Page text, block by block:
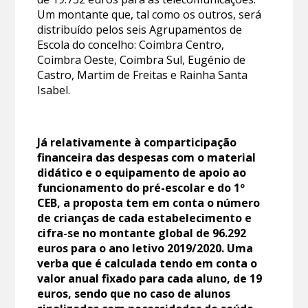
Um montante que, tal como os outros, será
distribuído pelos seis Agrupamentos de
Escola do concelho: Coimbra Centro,
Coimbra Oeste, Coimbra Sul, Eugénio de
Castro, Martim de Freitas e Rainha Santa
Isabel.
Já relativamente à comparticipação
financeira das despesas com o material
didático e o equipamento de apoio ao
funcionamento do pré-escolar e do 1º
CEB, a proposta tem em conta o número
de crianças de cada estabelecimento e
cifra-se no montante global de 96.292
euros para o ano letivo 2019/2020. Uma
verba que é calculada tendo em conta o
valor anual fixado para cada aluno, de 19
euros, sendo que no caso de alunos